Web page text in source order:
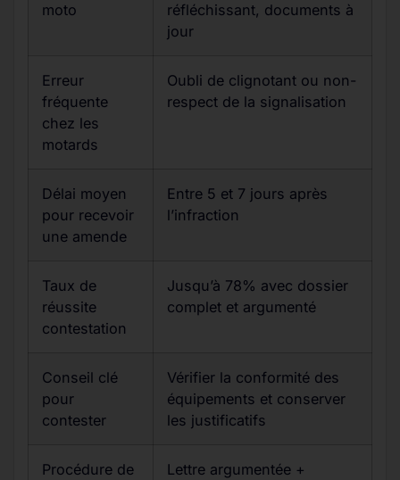
moto
réfléchissant, documents à
jour
Erreur
fréquente
chez les
motards
Oubli de clignotant ou non-
respect de la signalisation
Délai moyen
pour recevoir
une amende
Entre 5 et 7 jours après
l’infraction
Taux de
réussite
contestation
Jusqu’à 78% avec dossier
complet et argumenté
Conseil clé
pour
contester
Vérifier la conformité des
équipements et conserver
les justificatifs
Procédure de
Lettre argumentée +